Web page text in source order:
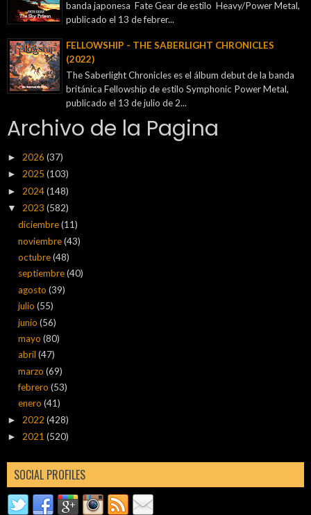
banda japonesa Fate Gear de estilo Heavy/Power Metal,
publicado el 13 de febrer...
FELLOWSHIP - THE SABERLIGHT CHRONICLES
(2022)
The Saberlight Chronicles es el álbum debut de la banda
británica Fellowship de estilo Symphonic Power Metal,
publicado el 13 de julio de 2...
Archivo de la Pagina
► 2026 (37)
► 2025 (103)
► 2024(148)
▼ 2023 (582)
diciembre(11)
noviembre(43)
octubre(48)
septiembre(40)
agosto(39)
julio(55)
junio(56)
mayo(80)
abril(47)
marzo(69)
febrero(53)
enero(41)
► 2022 (428)
► 2021 (520)
SOCIAL PROFILES